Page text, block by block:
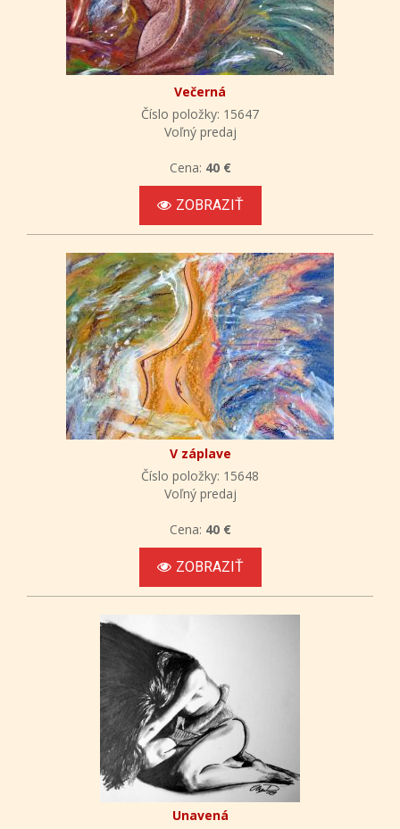
Večerná
Číslo položky: 15647
Voľný predaj
Cena: 40 €
ZOBRAZIŤ
V záplave
Číslo položky: 15648
Voľný predaj
Cena: 40 €
ZOBRAZIŤ
Unavená